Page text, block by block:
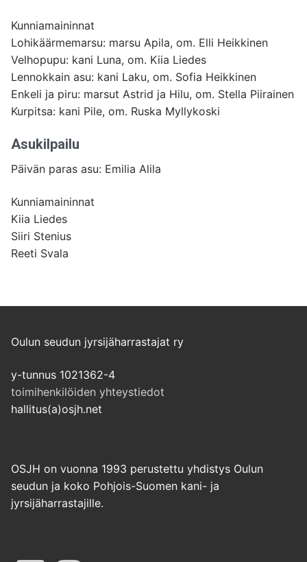
Kunniamaininnat
Lohikäärmemarsu: marsu Apila, om. Elli Heikkinen
Velhopupu: kani Luna, om. Kiia Liedes
Lennokkain asu: kani Laku, om. Sofia Heikkinen
Enkeli ja piru: marsut Astrid ja Hilu, om. Stella Piirainen
Kurpitsa: kani Pile, om. Ruska Myllykoski
Asukilpailu
Päivän paras asu: Emilia Alila
Kunniamaininnat
Kiia Liedes
Siiri Stenius
Reeti Svala
Oulun seudun jyrsijäharrastajat ry
y-tunnus 1021362-4
toimihenkilöiden yhteystiedot
hallitus(a)osjh.net
OSJH on vuonna 1993 perustettu yhdistys Oulun
seudun ja koko Pohjois-Suomen kani- ja
jyrsijäharrastajille.